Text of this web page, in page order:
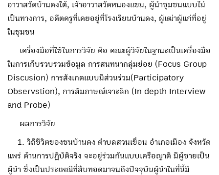
อาวาสวัดบ้านดงใต้, เจ้าอาวาสวัดหนองแขม, ผู้นำชุมชนแบบไม่
เป็นทางการ, อดีตครูที่เคยอยู่ที่โรงเรียนบ้านดง, ผู้เฒ่าผู้แก่ที่อยู่
ในชุมชน
เครื่องมือที่ใช้ในการวิจัย คือ คณะผู้วิจัยในฐานะเป็นเครื่องมือ
ในการเก็บรวบรวมข้อมูล การสนทนากลุ่มย่อย (Focus Group
Discusion) การสังเกตแบบมีส่วนร่วม(Participatory
Observstion), การสัมภาษณ์เจาะลึก (In depth Interview
and Probe)
ผลการวิจัย
1. วิถีชีวิตของชนบ้านดง ตำบลสวนเขื่อน อำเภอเมือง จังหวัด
แพร่ ด้านการปฏิบัติจริง จะอยู่ร่วมกันแบบเครือญาติ มีผู้ชายเป็น
ผู้นำ ซึ่งเป็นประเพณีที่สืบทอดมาจนถึงปัจจุบันผู้นำในที่นี้มี